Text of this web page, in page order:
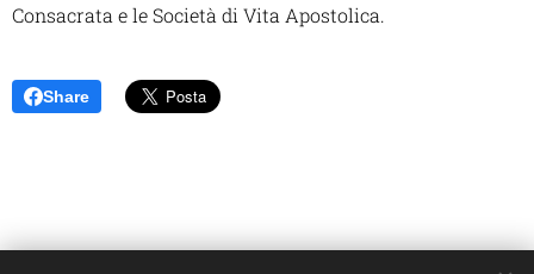
Consacrata e le Società di Vita Apostolica.
Share